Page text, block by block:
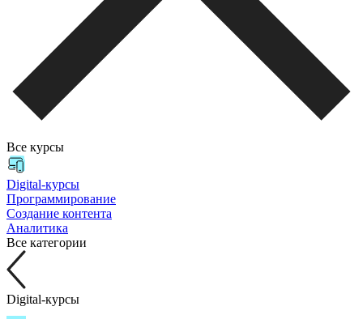
Все курсы
Digital-курсы
Программирование
Создание контента
Аналитика
Все категории
Digital-курсы